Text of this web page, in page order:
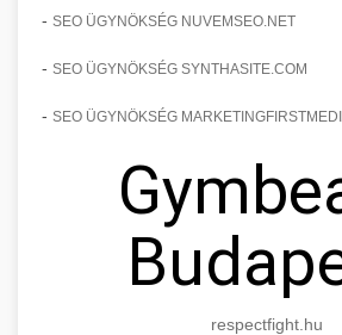
- SEO ÜGYNÖKSÉG NUVEMSEO.NET
- SEO ÜGYNÖKSÉG SYNTHASITE.COM
- SEO ÜGYNÖKSÉG
respectfight.hu